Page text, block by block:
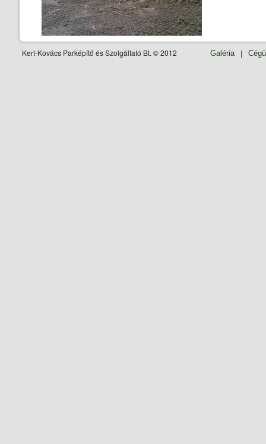
Kert-Kovács Parképítő és Szolgáltató Bt. © 2012 |
Galéria